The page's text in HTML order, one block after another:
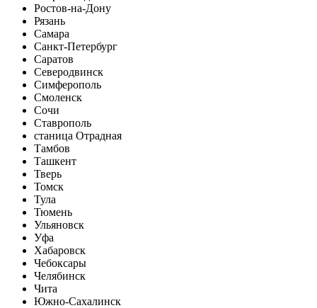
Ростов-на-Дону
Рязань
Самара
Санкт-Петербург
Саратов
Северодвинск
Симферополь
Смоленск
Сочи
Ставрополь
станица Отрадная
Тамбов
Ташкент
Тверь
Томск
Тула
Тюмень
Ульяновск
Уфа
Хабаровск
Чебоксары
Челябинск
Чита
Южно-Сахалинск